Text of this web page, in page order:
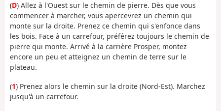
(D) Allez à l'Ouest sur le chemin de pierre. Dès que vous
commencer à marcher, vous apercevrez un chemin qui
monte sur la droite. Prenez ce chemin qui s'enfonce dans
les bois. Face à un carrefour, préférez toujours le chemin de
pierre qui monte. Arrivé à la carrière Prosper, montez
encore un peu et atteignez un chemin de terre sur le
plateau.
(1) Prenez alors le chemin sur la droite (Nord-Est). Marchez
jusqu'à un carrefour.